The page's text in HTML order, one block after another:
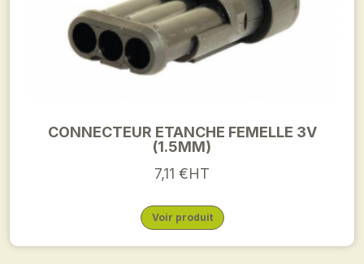
CONNECTEUR ETANCHE FEMELLE 3V
(1.5MM)
7,11 €HT
Voir produit